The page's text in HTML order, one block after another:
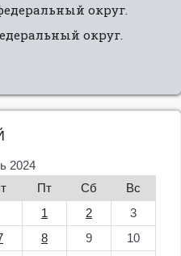
округ.
округ.
2024
Пт Сб
Вс
1
2
3
8 9
10